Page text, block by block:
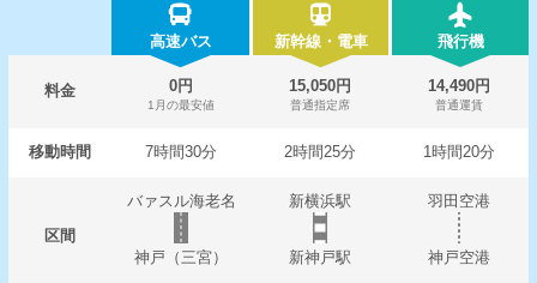
高速バス 新幹線・電車 飛行機
料金 0円
1月の最安値
15,050円
普通指定席
14,490円
普通運賃
移動時間 7時間30分 2時間25分 1時間20分
区間
バァスル海老名 新横浜駅 羽田空港
神戸（三宮） 新神戸駅 神戸空港